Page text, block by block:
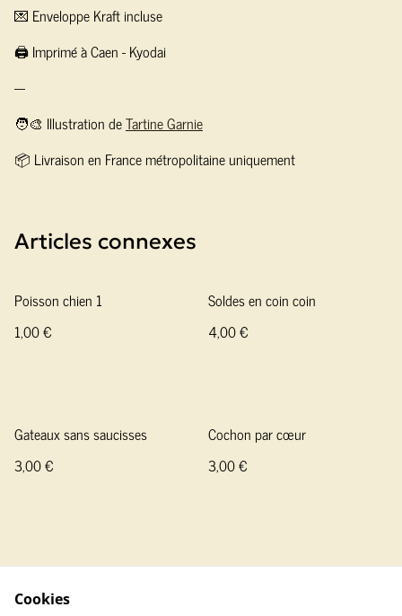
💌 Enveloppe Kraft incluse
🖨️ Imprimé à Caen - Kyodai
---
🧑‍🎨 Illustration deTartine Garnie
📦 Livraison en France métropolitaine uniquement
Articles connexes
Poisson chien 1
1,00 €
Soldes en coin coin
4,00 €
Gateaux sans saucisses
3,00 €
Cochon par cœur
3,00 €
Cookies